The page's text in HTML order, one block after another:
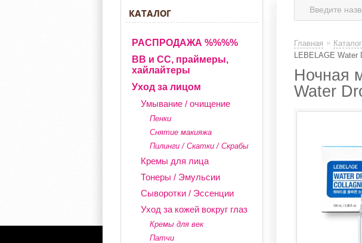
КАТАЛОГ
РАСПРОДАЖА %%%%
BB и CC, праймеры,
хайлайтеры
Уход за лицом
Умывание / очищение
Пенки
Снятие макияжа
Пилинги / Скатки / Скрабы
Кремы для лица
Тонеры / Эмульсии
Сыворотки / Эссенции
Уход за кожей вокруг глаз
Кремы для век
Патчи
Главная » Каталог
LEBELAGE Water
Ночная
Water